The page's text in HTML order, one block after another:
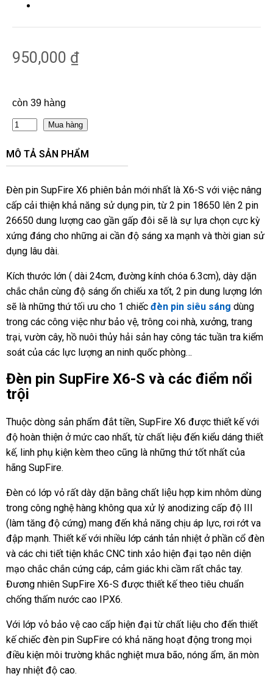
950,000 ₫
còn 39 hàng
Mua hàng
MÔ TẢ SẢN PHẨM
Đèn pin SupFire X6 phiên bản mới nhất là X6-S với việc nâng
cấp cải thiện khả năng sử dụng pin, từ 2 pin 18650 lên 2 pin
26650 dung lượng cao gần gấp đôi sẽ là sự lựa chọn cực kỳ
xứng đáng cho những ai cần độ sáng xa mạnh và thời gian sử
dụng lâu dài.
Kích thước lớn ( dài 24cm, đường kính chóa 6.3cm), dày dặn
chắc chắn cùng độ sáng ổn chiếu xa tốt, 2 pin dung lượng lớn
sẽ là những thứ tối ưu cho 1 chiếc đèn pin siêu sáng dùng
trong các công việc như bảo vệ, trông coi nhà, xưởng, trang
trại, vườn cây, hồ nuôi thủy hải sản hay công tác tuần tra kiểm
soát của các lực lượng an ninh quốc phòng…
Đèn pin SupFire X6-S và các điểm nổi
trội
Thuộc dòng sản phẩm đắt tiền, SupFire X6 được thiết kế với
độ hoàn thiện ở mức cao nhất, từ chất liệu đến kiểu dáng thiết
kế, linh phụ kiện kèm theo cũng là những thứ tốt nhất của
hãng SupFire.
Đèn có lớp vỏ rất dày dặn bằng chất liệu hợp kim nhôm dùng
trong công nghệ hàng không qua xử lý anodizing cấp độ III
(làm tăng độ cứng) mang đến khả năng chịu áp lực, rơi rớt va
đập mạnh. Thiết kế với nhiều lớp cánh tản nhiệt ở phần cổ đèn
và các chi tiết tiện khắc CNC tinh xảo hiện đại tạo nên diện
mạo chắc chắn cứng cáp, cảm giác khi cầm rất chắc tay.
Đương nhiên SupFire X6-S được thiết kế theo tiêu chuẩn
chống thấm nước cao IPX6.
Với lớp vỏ bảo vệ cao cấp hiện đại từ chất liệu cho đến thiết
kế chiếc đèn pin SupFire có khả năng hoạt động trong mọi
điều kiện môi trường khắc nghiệt mưa bão, nóng ẩm, ăn mòn
hay nhiệt độ cao.